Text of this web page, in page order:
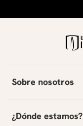
Sobre nosotros
¿Dónde estamos?